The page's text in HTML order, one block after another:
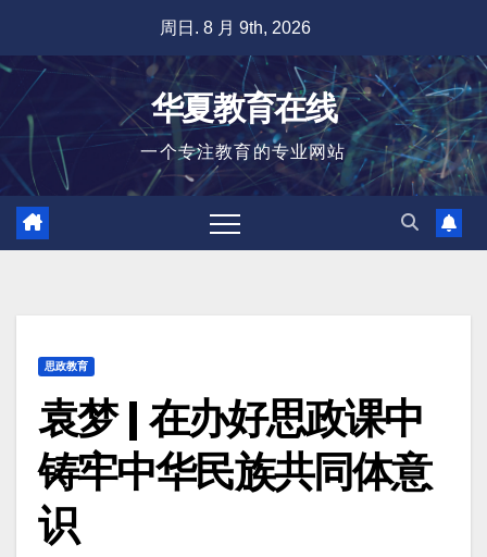
容
周日. 8 月 9th, 2026
华夏教育在线
一个专注教育的专业网站
思政教育
袁梦 | 在办好思政课中
铸牢中华民族共同体意
识